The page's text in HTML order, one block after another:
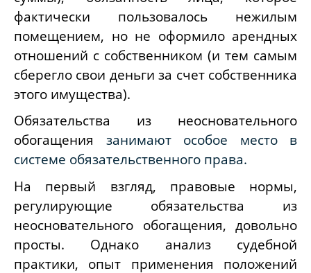
фактически пользовалось нежилым
помещением, но не оформило арендных
отношений с собственником (и тем самым
сберегло свои деньги за счет собственника
этого имущества).
Обязательства из неосновательного
обогащения занимают особое место в
системе обязательственного права.
На первый взгляд, правовые нормы,
регулирующие обязательства из
неосновательного обогащения, довольно
просты. Однако анализ судебной
практики, опыт применения положений